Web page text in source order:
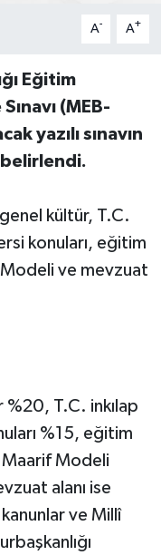
A- A+
Eğitim
(MEB-
yazılı sınavın
belirlendi.
genel kültür, T.C.
konuları, eğitim
Modeli ve mevzuat
%20, T.C. inkılap
%15, eğitim
Maarif Modeli
alanı ise
ve Millî